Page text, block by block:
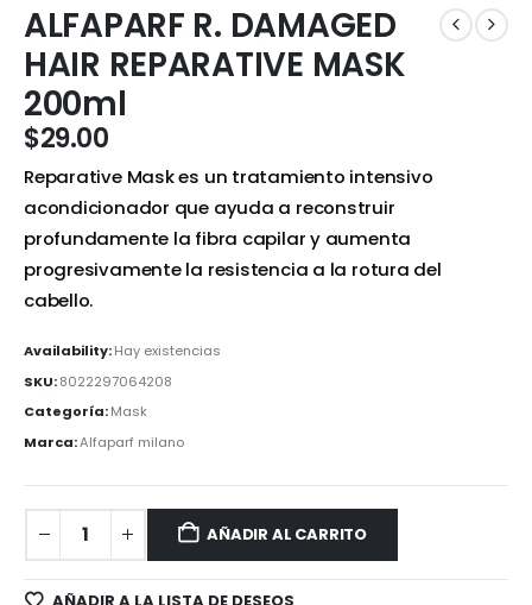
ALFAPARF R. DAMAGED
HAIR REPARATIVE MASK
200ml
$29.00
Reparative Mask es un tratamiento intensivo
acondicionador que ayuda a reconstruir
profundamente la fibra capilar y aumenta
progresivamente la resistencia a la rotura del
cabello.
Availability:Hay existencias
SKU:8022297064208
Categoría:Mask
Marca:Alfaparf milano
AÑADIR AL CARRITO